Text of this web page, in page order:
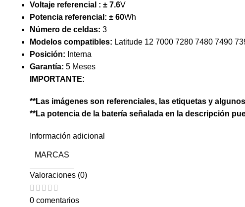
Voltaje referencial : ± 7.6V
Potencia referencial: ± 60Wh
Número de celdas: 3
Modelos compatibles: Latitude 12 7000 7280 7480 7490
Posición: Interna
Garantía: 5 Meses
IMPORTANTE:
**Las imágenes son referenciales, las etiquetas y
**La potencia de la batería señalada en la descripción
Información adicional
MARCAS
Valoraciones (0)
0 comentarios